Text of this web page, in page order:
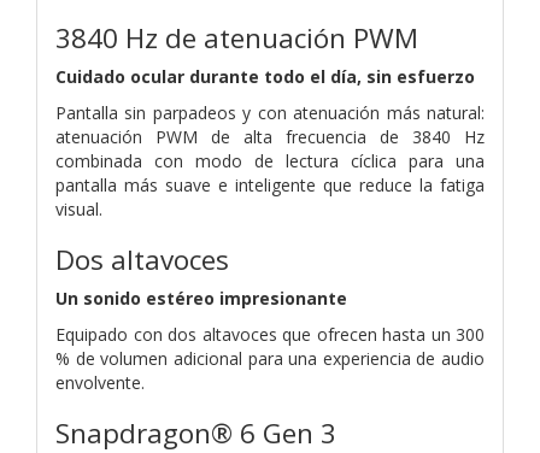
3840 Hz de atenuación PWM
Cuidado ocular durante todo el día, sin esfuerzo
Pantalla sin parpadeos y con atenuación más natural:
atenuación PWM de alta frecuencia de 3840 Hz
combinada con modo de lectura cíclica para una
pantalla más suave e inteligente que reduce la fatiga
visual.
Dos altavoces
Un sonido estéreo impresionante
Equipado con dos altavoces que ofrecen hasta un 300
% de volumen adicional para una experiencia de audio
envolvente.
Snapdragon® 6 Gen 3